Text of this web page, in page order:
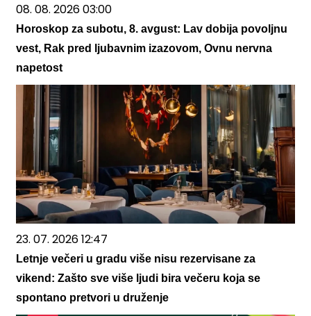
08. 08. 2026 03:00
Horoskop za subotu, 8. avgust: Lav dobija povoljnu
vest, Rak pred ljubavnim izazovom, Ovnu nervna
napetost
23. 07. 2026 12:47
Letnje večeri u gradu više nisu rezervisane za
vikend: Zašto sve više ljudi bira večeru koja se
spontano pretvori u druženje